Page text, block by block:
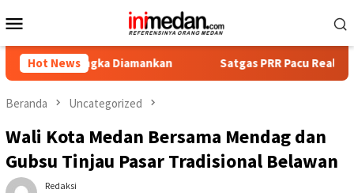
ke
Mobile
Hot News
Diamankan Satgas PRR Pacu Realisasi
Beranda Uncategorized
Wali Kota Medan Bersama Mendag dan
Gubsu Tinjau Pasar Tradisional Belawan
Redaksi